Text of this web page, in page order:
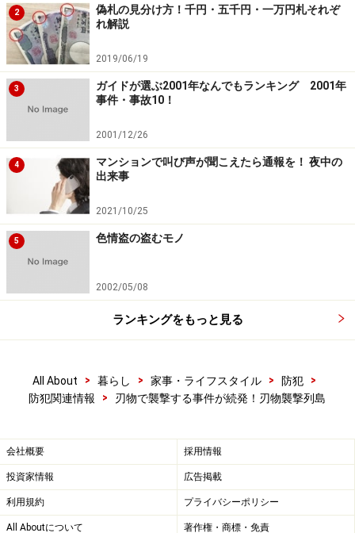
2
偽札の見分け方！千円・五千円・一万円札それぞ
れ解説
2019/06/19
3
ガイドが選ぶ2001年なんでもランキング 2001年
事件・事故10！
2001/12/26
4
マンションで叫び声が聞こえたら通報を！ 夜中の
出来事
2021/10/25
5 色情盗の盗むモノ
2002/05/08
ランキングをもっと見る
All About > 暮らし > 家事・ライフスタイル > 防犯
>
防犯関連情報
> 刃物で襲撃する事件が続発！刃物襲撃列島
会社概要 採用情報
投資家情報 広告掲載
利用規約 プライバシーポリシー
All Aboutについて 著作権・商標・免責